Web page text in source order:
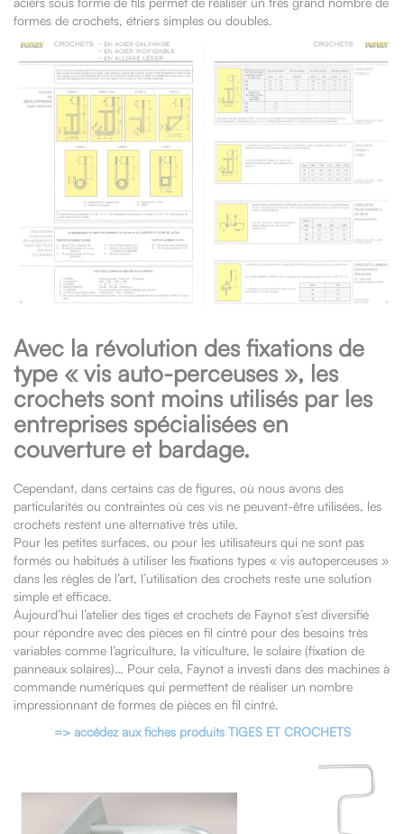
formes de crochets, étriers simples ou doubles.
Avec la révolution des fixations de
type « vis auto-perceuses », les
crochets sont moins utilisés par les
entreprises spécialisées en
couverture et bardage.
Cependant, dans certains cas de figures, où nous avons des
particularités ou contraintes où ces vis ne peuvent-être utilisées, les
crochets restent une alternative très utile.
Pour les petites surfaces, ou pour les utilisateurs qui ne sont pas
formés ou habitués à utiliser les fixations types « vis autoperceuses »
dans les règles de l’art, l’utilisation des crochets reste une solution
simple et efficace.
Aujourd’hui l’atelier des tiges et crochets de Faynot s’est diversifié
pour répondre avec des pièces en fil cintré pour des besoins très
variables comme l’agriculture, la viticulture, le solaire (fixation de
panneaux solaires)… Pour cela, Faynot a investi dans des machines à
commande numériques qui permettent de réaliser un nombre
impressionnant de formes de pièces en fil cintré.
=> accédez aux fiches produits TIGES ET CROCHETS